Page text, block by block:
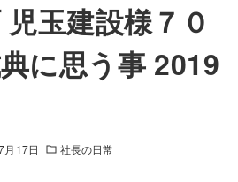
玉建設様７０
に思う事 2019
月17日 社長の日常